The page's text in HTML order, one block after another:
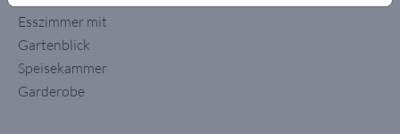
Esszimmer mit
Gartenblick
Speisekammer
Garderobe